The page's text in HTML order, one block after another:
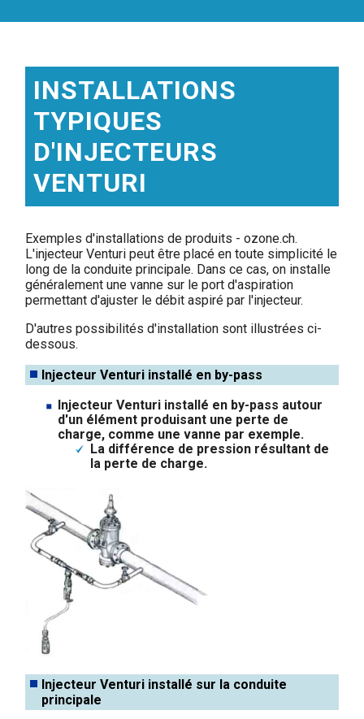
INSTALLATIONS
TYPIQUES
D'INJECTEURS
VENTURI
Exemples d'installations de produits - ozone.ch.
L'injecteur Venturi peut être placé en toute simplicité le
long de la conduite principale. Dans ce cas, on installe
généralement une vanne sur le port d'aspiration
permettant d'ajuster le débit aspiré par l'injecteur.
D'autres possibilités d'installation sont illustrées ci-
dessous.
Injecteur Venturi installé en by-pass
Injecteur Venturi installé en by-pass autour
d'un élément produisant une perte de
charge, comme une vanne par exemple.
La différence de pression résultant de
la perte de charge.
Injecteur Venturi installé sur la conduite
principale